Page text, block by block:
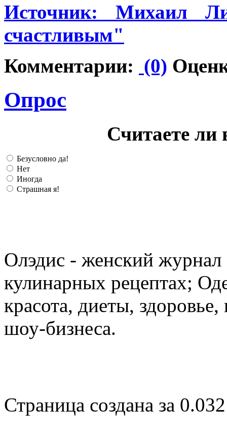
Источник: Михаил
счастливым"
Комментарии: (0)
Опрос
Считаете ли
Безусловно да!
Нет
Иногда
Страшная я!
Олэдис - женский журнал
кулинарных рецептах;
красота, диеты,
шоу-бизнеса.
Страница создана за